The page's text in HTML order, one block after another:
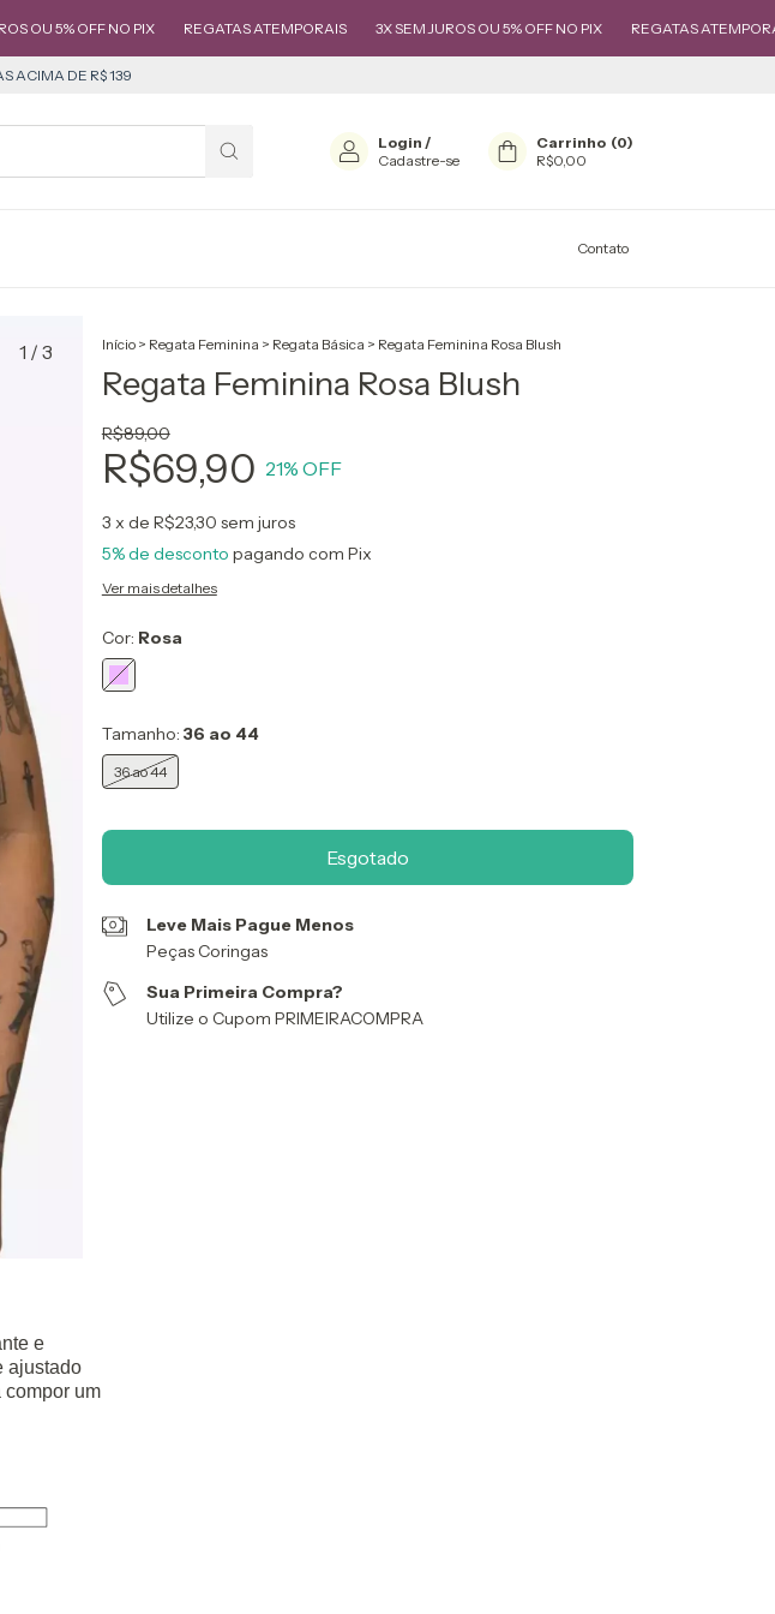
OFF NO PIX REGATAS ATEMPORAIS 3X SEM JUROS OU 5% OFF NO PIX REGATAS ATEMPORAIS 3X
ACIMA DE R$ 139
Login /
Cadastre-se
Carrinho (0)
R$0,00
Contato
1 / 3 Início > Regata Feminina > Regata Básica > Regata Feminina Rosa Blush
Regata Feminina Rosa Blush
R$89,00
R$69,90 21% OFF
3 x de R$23,30 sem juros
5% de desconto pagando com Pix
Ver mais detalhes
Cor: Rosa
Tamanho: 36 ao 44
36 ao 44
Leve Mais Pague Menos
Peças Coringas
Sua Primeira Compra?
Utilize o Cupom PRIMEIRACOMPRA
e
ajustado
compor um